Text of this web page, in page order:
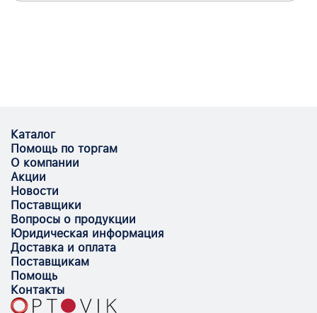
Каталог
Помощь по торгам
О компании
Акции
Новости
Поставщики
Вопросы о продукции
Юридическая информация
Доставка и оплата
Поставщикам
Помощь
Контакты